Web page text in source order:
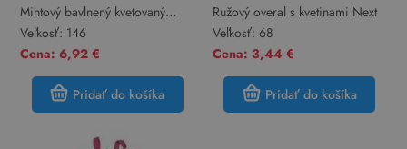
Mintový bavlnený kvetovaný
overal s vtáčky Next
Veľkosť: 146
Cena: 6,92 €
Pridať do košíka
Ružový overal s kvetinami Next
Veľkosť: 68
Cena: 3,44 €
Pridať do košíka